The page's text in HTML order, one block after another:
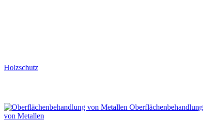
Holzschutz
Oberflächenbehandlung
von Metallen